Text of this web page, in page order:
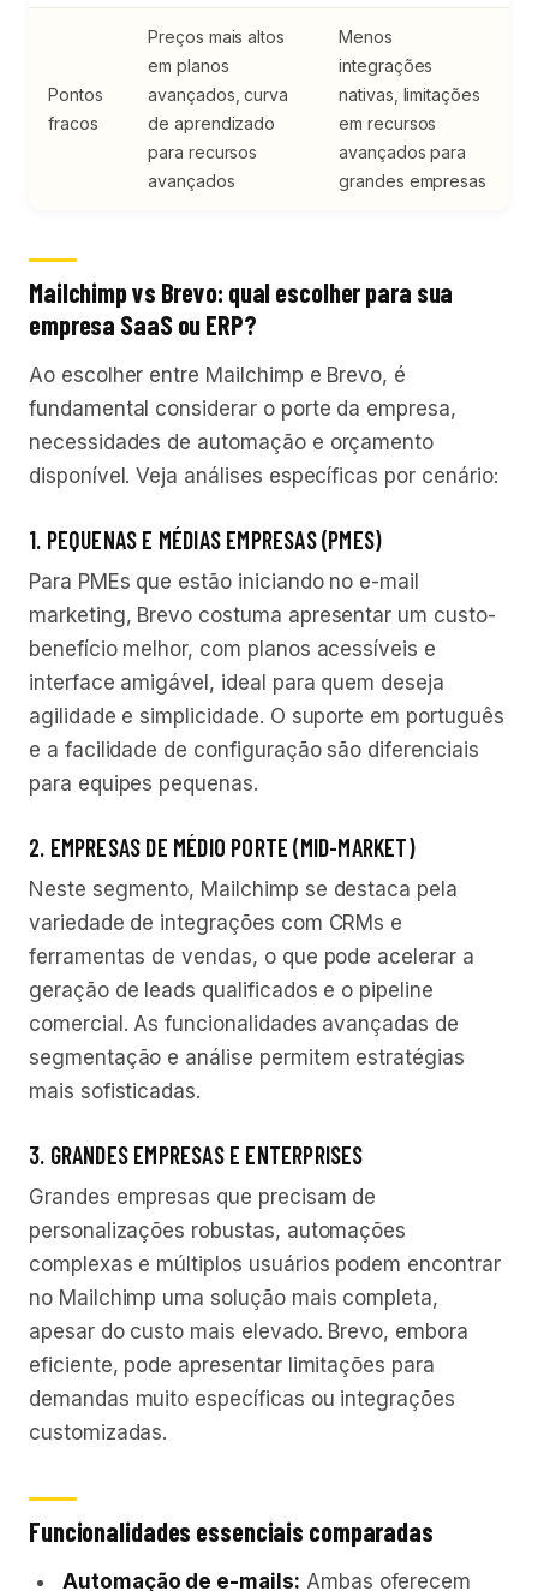
Pontos
fracos
Preços mais altos
em planos
avançados, curva
de aprendizado
para recursos
avançados
Menos
integrações
nativas, limitações
em recursos
avançados para
grandes empresas
Mailchimp vs Brevo: qual escolher para sua
empresa SaaS ou ERP?
Ao escolher entre Mailchimp e Brevo, é
fundamental considerar o porte da empresa,
necessidades de automação e orçamento
disponível. Veja análises específicas por cenário:
1. PEQUENAS E MÉDIAS EMPRESAS (PMES)
Para PMEs que estão iniciando no e-mail
marketing, Brevo costuma apresentar um custo-
benefício melhor, com planos acessíveis e
interface amigável, ideal para quem deseja
agilidade e simplicidade. O suporte em português
e a facilidade de configuração são diferenciais
para equipes pequenas.
2. EMPRESAS DE MÉDIO PORTE (MID-MARKET)
Neste segmento, Mailchimp se destaca pela
variedade de integrações com CRMs e
ferramentas de vendas, o que pode acelerar a
geração de leads qualificados e o pipeline
comercial. As funcionalidades avançadas de
segmentação e análise permitem estratégias
mais sofisticadas.
3. GRANDES EMPRESAS E ENTERPRISES
Grandes empresas que precisam de
personalizações robustas, automações
complexas e múltiplos usuários podem encontrar
no Mailchimp uma solução mais completa,
apesar do custo mais elevado. Brevo, embora
eficiente, pode apresentar limitações para
demandas muito específicas ou integrações
customizadas.
Funcionalidades essenciais comparadas
Automação de e-mails: Ambas oferecem